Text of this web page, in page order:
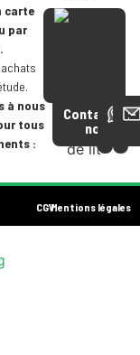
carte
par
à nous
tous
:
Contactez-
nous
CGVMentions légales